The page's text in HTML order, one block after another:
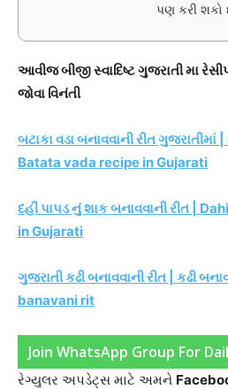
પણ કરી શકો
આવીજ બીજી સ્વાદિષ્ટ ગુજરાતી મા
જોવા વિનંતી
બટાકા વડા બનાવવાની રીત ગુજરાતીમાં |
Batata vada recipe in Gujarati
દહીં પાપડ નું શાક બનાવવાની રીત |
in Gujarati
ગુજરાતી કઢી બનાવવાની રીત | કઢી
banavani rit
Join WhatsApp Group For
રેગ્યુલર અપડેટ્સ માટે અમને